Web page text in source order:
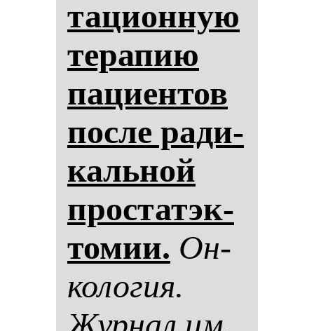
та­ци­он­ную
те­ра­пию
па­ци­ен­тов
пос­ле ра­ди­
каль­ной
прос­та­тэк­
то­мии. Он­
ко­ло­гия.